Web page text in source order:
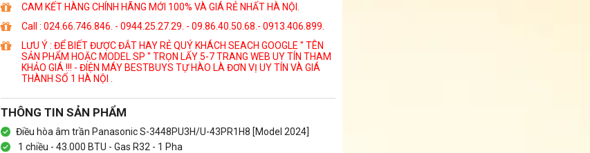
CAM KẾT HÀNG CHÍNH HÃNG MỚI 100% VÀ GIÁ RẺ NHẤT HÀ NỘI.
Call : 024.66.746.846. - 0944.25.27.29. - 09.86.40.50.68.- 0913.406.899.
LƯU Ý : ĐỂ BIẾT ĐƯỢC ĐẮT HAY RẺ QUÝ KHÁCH SEACH GOOGLE '' TÊN
SẢN PHẨM HOẶC MODEL SP '' TRỌN LẤY 5-7 TRANG WEB UY TÍN THAM
KHẢO GIÁ !!! - ĐIỆN MÁY BESTBUYS TỰ HÀO LÀ ĐƠN VỊ UY TÍN VÀ GIÁ
THÀNH SỐ 1 HÀ NỘI .
THÔNG TIN SẢN PHẨM
Điều hòa âm trần Panasonic S-3448PU3H/U-43PR1H8 [Model 2024]
1 chiều - 43.000 BTU - Gas R32 - 1 Pha